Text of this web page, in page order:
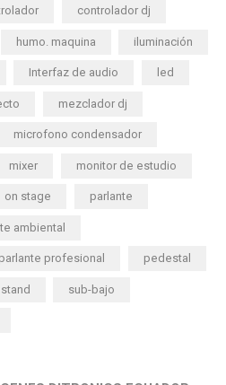
controlador dj
humo. maquina iluminación
Interfaz de audio led
mezclador dj
microfono condensador
mixer monitor de estudio
on stage parlante
ambiental
parlante profesional pedestal
stand sub-bajo